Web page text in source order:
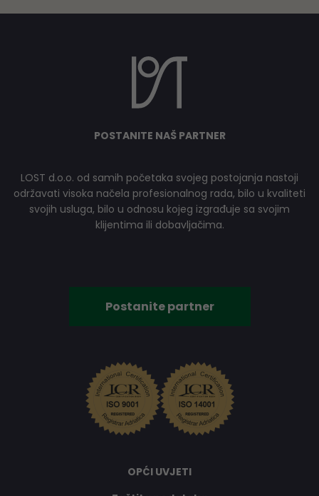
POSTANITE NAŠ PARTNER
LOST d.o.o. od samih početaka svojeg postojanja nastoji
održavati visoka načela profesionalnog rada, bilo u kvaliteti
svojih usluga, bilo u odnosu kojeg izgrađuje sa svojim
klijentima ili dobavljačima.
Postanite partner
OPĆI UVJETI